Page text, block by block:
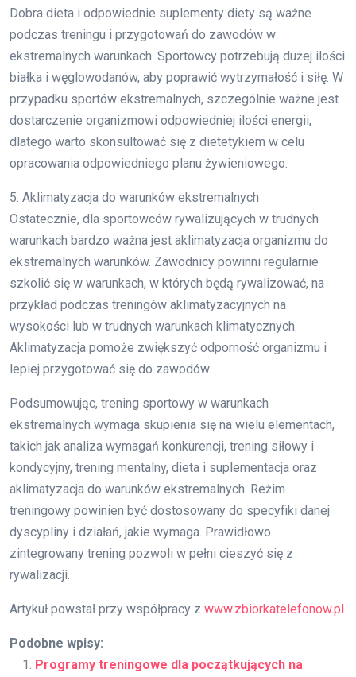
Dobra dieta i odpowiednie suplementy diety są ważne
podczas treningu i przygotowań do zawodów w
ekstremalnych warunkach. Sportowcy potrzebują dużej ilości
białka i węglowodanów, aby poprawić wytrzymałość i siłę. W
przypadku sportów ekstremalnych, szczególnie ważne jest
dostarczenie organizmowi odpowiedniej ilości energii,
dlatego warto skonsultować się z dietetykiem w celu
opracowania odpowiedniego planu żywieniowego.
5. Aklimatyzacja do warunków ekstremalnych
Ostatecznie, dla sportowców rywalizujących w trudnych
warunkach bardzo ważna jest aklimatyzacja organizmu do
ekstremalnych warunków. Zawodnicy powinni regularnie
szkolić się w warunkach, w których będą rywalizować, na
przykład podczas treningów aklimatyzacyjnych na
wysokości lub w trudnych warunkach klimatycznych.
Aklimatyzacja pomoże zwiększyć odporność organizmu i
lepiej przygotować się do zawodów.
Podsumowując, trening sportowy w warunkach
ekstremalnych wymaga skupienia się na wielu elementach,
takich jak analiza wymagań konkurencji, trening siłowy i
kondycyjny, trening mentalny, dieta i suplementacja oraz
aklimatyzacja do warunków ekstremalnych. Reżim
treningowy powinien być dostosowany do specyfiki danej
dyscypliny i działań, jakie wymaga. Prawidłowo
zintegrowany trening pozwoli w pełni cieszyć się z
rywalizacji.
Artykuł powstał przy współpracy z www.zbiorkatelefonow.pl
Podobne wpisy:
Programy treningowe dla początkujących na